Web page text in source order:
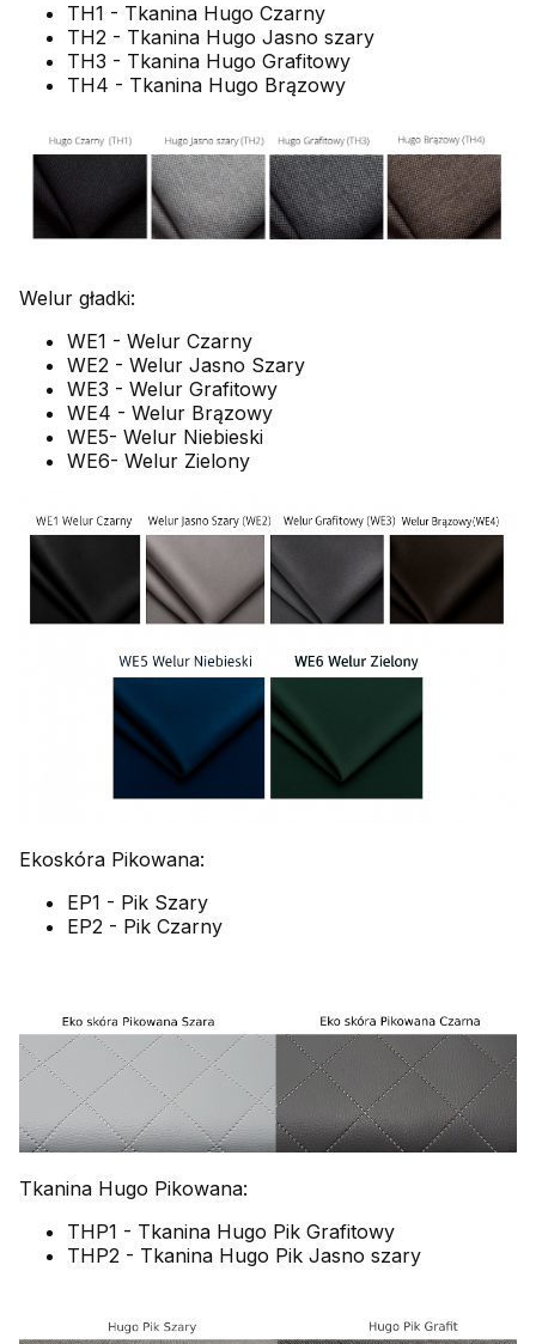
TH1 - Tkanina Hugo Czarny
TH2 - Tkanina Hugo Jasno szary
TH3 - Tkanina Hugo Grafitowy
TH4 - Tkanina Hugo Brązowy
Welur gładki:
WE1 - Welur Czarny
WE2 - Welur Jasno Szary
WE3 - Welur Grafitowy
WE4 - Welur Brązowy
WE5- Welur Niebieski
WE6- Welur Zielony
Ekoskóra Pikowana:
EP1 - Pik Szary
EP2 - Pik Czarny
Tkanina Hugo Pikowana:
THP1 - Tkanina Hugo Pik Grafitowy
THP2 - Tkanina Hugo Pik Jasno szary